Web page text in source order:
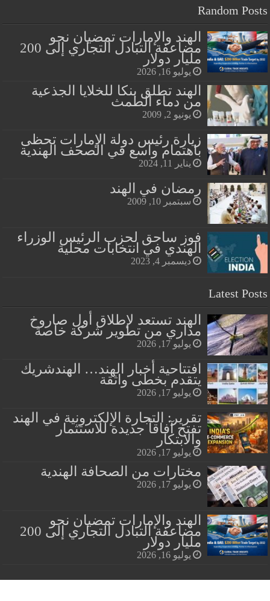
Random Posts
الهند والإمارات تمضيان نحو
مضاعفة التبادل التجاري إلى 200
مليار دولار
يوليو 16, 2026
الهند تطلق بنكا للخلايا الجذعية
من دماء الطمث
يونيو 2, 2009
زيارة رئيس دولة الإمارات تحظى
باهتمام واسع في الصحف الهندية
يناير 11, 2024
رمضان في الهند
سبتمبر 10, 2009
فوز ساحق لحزب الرئيس الوزراء
الهندي في انتخابات محلية
ديسمبر 4, 2023
Latest Posts
الهند تستعد لإطلاق أول صاروخ
مداري من تطوير شركة خاصة
يوليو 17, 2026
افتتاحية أخبار الهند… الهندشريك
يتقدم بخطى واثقة
يوليو 17, 2026
تقرير: التجارة الإلكترونية في الهند
تفتح آفاقاً جديدة للاستثمار
والابتكار
يوليو 17, 2026
مختارات من الصحافة الهندية
يوليو 17, 2026
الهند والإمارات تمضيان نحو
مضاعفة التبادل التجاري إلى 200
مليار دولار
يوليو 16, 2026